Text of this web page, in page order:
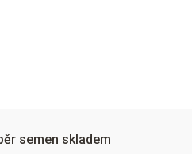
semen skladem